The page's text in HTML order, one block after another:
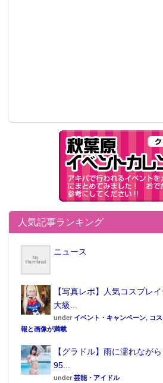
人気記事ランキング
ニュース
【写真レポ】人気コスプレ
大級...
under イベント・キャンペーン, コ
報と画像が満載
【グラドル】雨に濡れなが
95...
under 芸能・アイドル